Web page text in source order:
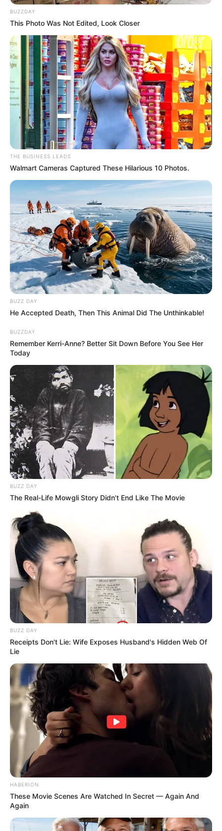
BUZZDAY
This Photo Was Not Edited, Look Closer
THE BUSINESS LEADS
Walmart Cameras Captured These Hilarious 10 Photos.
BUZZ DAY
He Accepted Death, Then This Animal Did The Unthinkable!
BUZZDAY
Remember Kerri-Anne? Better Sit Down Before You See Her
Today
BUZZ DAY
The Real-Life Mowgli Story Didn't End Like The Movie
BUZZ DAY
Receipts Don't Lie: Wife Exposes Husband's Hidden Web Of
Lie
HABERION
These Movie Scenes Are Watched In Secret — Again And
Again